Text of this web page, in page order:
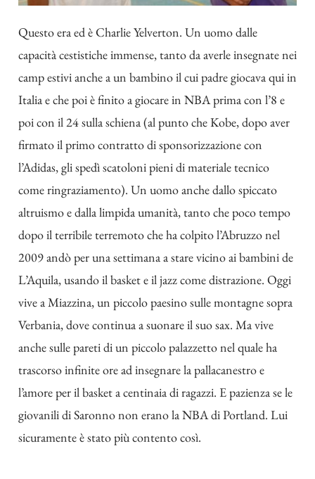
Questo era ed è Charlie Yelverton. Un uomo dalle
capacità cestistiche immense, tanto da averle insegnate nei
camp estivi anche a un bambino il cui padre giocava qui in
Italia e che poi è finito a giocare in NBA prima con l’8 e
poi con il 24 sulla schiena (al punto che Kobe, dopo aver
firmato il primo contratto di sponsorizzazione con
l’Adidas, gli spedì scatoloni pieni di materiale tecnico
come ringraziamento). Un uomo anche dallo spiccato
altruismo e dalla limpida umanità, tanto che poco tempo
dopo il terribile terremoto che ha colpito l’Abruzzo nel
2009 andò per una settimana a stare vicino ai bambini de
L’Aquila, usando il basket e il jazz come distrazione. Oggi
vive a Miazzina, un piccolo paesino sulle montagne sopra
Verbania, dove continua a suonare il suo sax. Ma vive
anche sulle pareti di un piccolo palazzetto nel quale ha
trascorso infinite ore ad insegnare la pallacanestro e
l’amore per il basket a centinaia di ragazzi. E pazienza se le
giovanili di Saronno non erano la NBA di Portland. Lui
sicuramente è stato più contento così.